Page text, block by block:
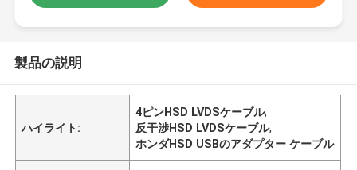
製品の説明
ハイライト:
4ピンHSD LVDSケーブル,
反干渉HSD LVDSケーブル,
ホンダHSD USBのアダプター ケーブル